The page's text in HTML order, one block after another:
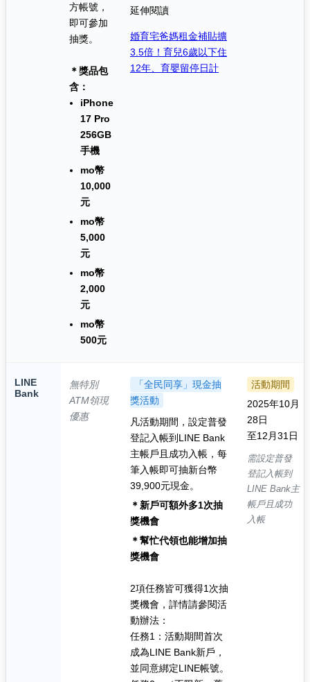
方帳號，
即可參加
抽獎。
＊獎品包
含：
iPhone
17 Pro
256GB
手機
mo幣
10,000
元
mo幣
5,000
元
mo幣
2,000
元
mo幣
500元
延伸閱讀
婚育宅爸媽租金補貼擴
3.5倍！育兒6歲以下住
12年、育嬰留停日計
LINE
Bank
無特別
ATM領現
優惠
「全民同享」現金抽
獎活動
凡活動期間，設定普發
登記入帳到LINE Bank
主帳戶且成功入帳，每
筆入帳即可抽新台幣
39,900元現金。
＊新戶可額外多1次抽
獎機會
＊幫忙代領也能增加抽
獎機會
2項任務皆可獲得1次抽
獎機會，詳情請參閱活
動辦法：
任務1：活動期間首次
成為LINE Bank新戶，
並同意綁定LINE帳號。
活動期間
2025年10月
28日
至12月31日
需設定普發
登記入帳到
LINE Bank主
帳戶且成功
入帳